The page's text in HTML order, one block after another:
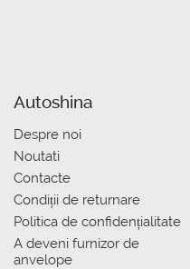
Autoshina
Despre noi
Noutati
Contacte
Condiții de returnare
Politica de confidențialitate
A deveni furnizor de
anvelope